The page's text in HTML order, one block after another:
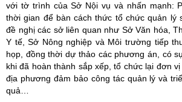
với tờ trình của Sở Nội vụ và nhấn mạnh:
thời gian để bàn cách thức tổ chức quản lý
đề nghị các sở liên quan như Sở Văn hóa,
Y tế, Sở Nông nghiệp và Môi trường tiếp
họp, đồng thời dự thảo các phương án, có
khi đã hoàn thành sắp xếp, tổ chức lại đơn
địa phương đảm bảo công tác quản lý và
quả…